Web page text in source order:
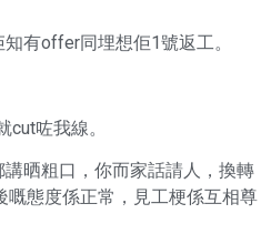
有offer同埋想佢1號返工。
咗我線。
晒粗口，你而家話請人，換轉
態度係正常，見工梗係互相尊